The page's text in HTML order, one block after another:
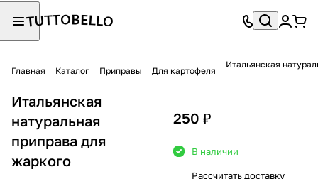
Главная Каталог Приправы Для картофеля
Итальянская
Итальянская
натуральная
приправа для
жаркого
250 ₽
В наличии
Рассчитать доставку